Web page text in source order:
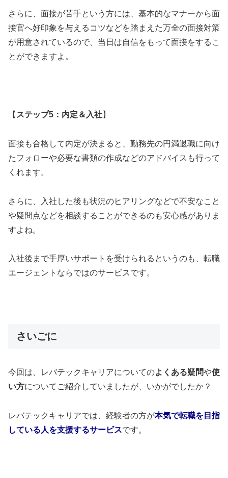
さらに、面接が苦手という方には、基本的なマナーから面
接官へ好印象を与えるコツなどを踏まえた万全の面接対策
が用意されているので、当日は自信をもって面接をするこ
とができますよ。
【 ステップ5：内定＆入社】
面接も合格して内定が決まると、勤務先の円満退職に向け
たフォローや必要な書類の作成などのアドバイスも行って
くれます。
さらに、入社した後も状況のヒアリングなどで不安なこと
や疑問点などを相談することができるのも安心感がありま
すよね。
入社後まで手厚いサポートを受けられるというのも、転職
エージェントならではのサービスです。
さいごに
今回は、レバテックキャリアについてのよくある疑問や使
い方についてご紹介していましたが、いかがでしたか？
レバテックキャリアでは、経験者の方が本気で転職を目指
している人を支援するサービスです。